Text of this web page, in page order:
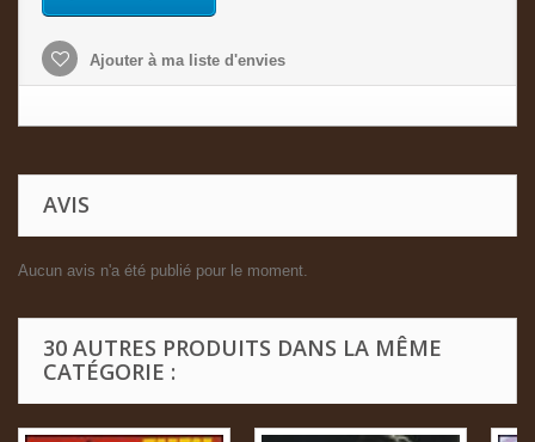
Ajouter à ma liste d'envies
AVIS
Aucun avis n'a été publié pour le moment.
30 AUTRES PRODUITS DANS LA MÊME
CATÉGORIE :